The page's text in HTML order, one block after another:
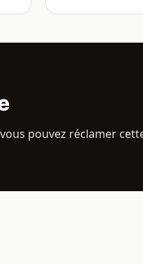
pouvez réclamer